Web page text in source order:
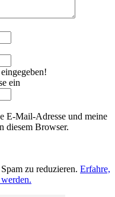
ein
E-Mail-Adresse und meine
diesem Browser.
zu reduzieren. Erfahre,